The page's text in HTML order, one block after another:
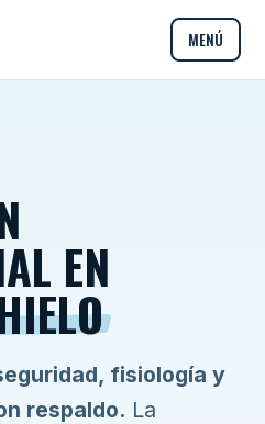
MENÚ
EN
fisiología y
respaldo. La